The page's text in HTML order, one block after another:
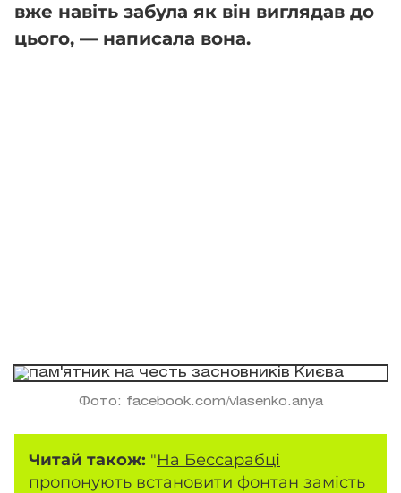
вже навіть забула як він виглядав до
цього, — написала вона.
Фото: facebook.com/vlasenko.anya
Читай також: "На Бессарабці
пропонують встановити фонтан замість